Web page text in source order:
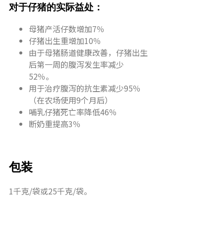
对于仔猪的实际益处：
母猪产活仔数增加7％
仔猪出生重增加10％
由于母猪肠道健康改善，仔猪出生
后第一周的腹泻发生率减少
52％。
用于治疗腹泻的抗生素减少95％
（在农场使用9个月后）
哺乳仔猪死亡率降低46％
断奶重提高3％
包装
1千克/袋或25千克/袋。